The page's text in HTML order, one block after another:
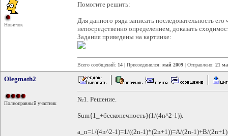
Новичок
Помогите решить:
Для данного ряда записать последовательность
непосредственно определением, доказать
Задания приведены на картинке:
Всего сообщений: 14 | Присоединился: май 2009 | Отправлено: 21
Olegmath2
Полноправный участник
№1. Решение.
Sum{1_+бесконечность}(1/(4n^2-1)).
a_n=1/(4n^2-1)=1/((2n-1)*(2n+1))=A/(2n-1)+B/